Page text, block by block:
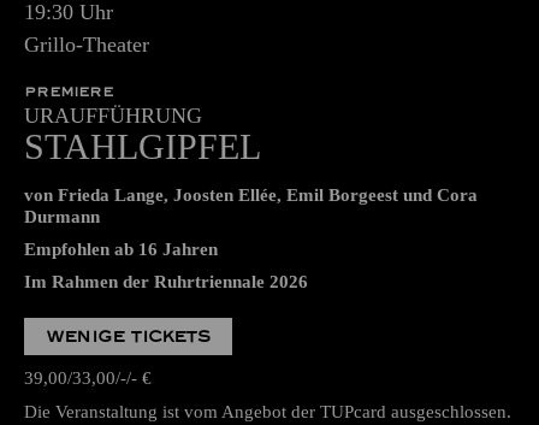
19:30 Uhr
Grillo-Theater
PREMIERE
URAUFFÜHRUNG
STAHLGIPFEL
von Frieda Lange, Joosten Ellée, Emil Borgeest und Cora
Durmann
Empfohlen ab 16 Jahren
Im Rahmen der Ruhrtriennale 2026
WENIGE TICKETS
39,00 33,00 - - €
Die Veranstaltung ist vom Angebot der TUPcard ausgeschlossen.